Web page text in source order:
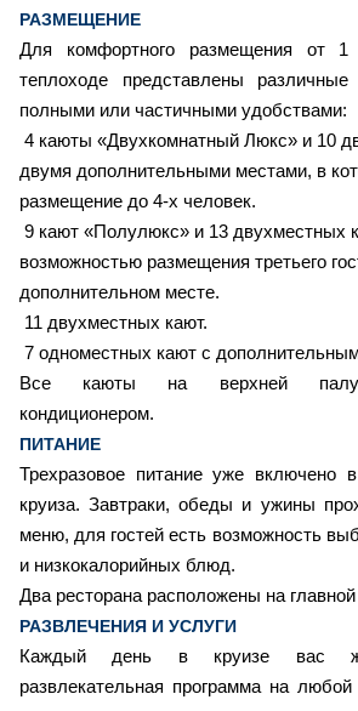
РАЗМЕЩЕНИЕ
Для комфортного размещения от
теплоходе представлены
полными или частичными удобствами:
4 каюты «Двухкомнатный Люкс» и 10
двумя дополнительными местами, в
размещение до 4-х человек.
9 кают «Полулюкс» и 13 двухместных
возможностью размещения третьего
дополнительном месте.
11 двухместных кают.
7 одноместных кают с
Все каюты на верхней
кондиционером.
ПИТАНИЕ
Трехразовое питание уже включено
круиза. Завтраки, обеды и ужины
меню, для гостей есть возможность
и низкокалорийных блюд.
Два ресторана расположены на
РАЗВЛЕЧЕНИЯ И УСЛУГИ
Каждый день в круизе вас
развлекательная программа на